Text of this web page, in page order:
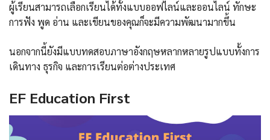
ผู้เรียนสามารถเลือกเรียนได้ทั้งแบบออฟไลน์และออนไลน์ ทักษะ
การฟัง พูด อ่าน และเขียนของคุณก็จะมีความพัฒนามากขึ้น
นอกจากนี้ยังมีแบบทดสอบภาษาอังกฤษหลากหลายรูปแบบทั้งการ
เดินทาง ธุรกิจ และการเรียนต่อต่างประเทศ
EF Education First